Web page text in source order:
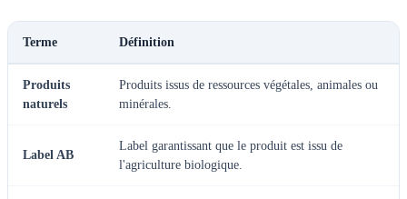
Terme Définition
Produits
naturels
Produits issus de ressources végétales, animales ou
minérales.
Label AB
Label garantissant que le produit est issu de
l'agriculture biologique.